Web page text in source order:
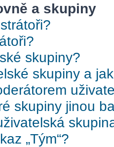
a skupiny
skupiny?
skupiny a
skupiny jinou
„Tým“?